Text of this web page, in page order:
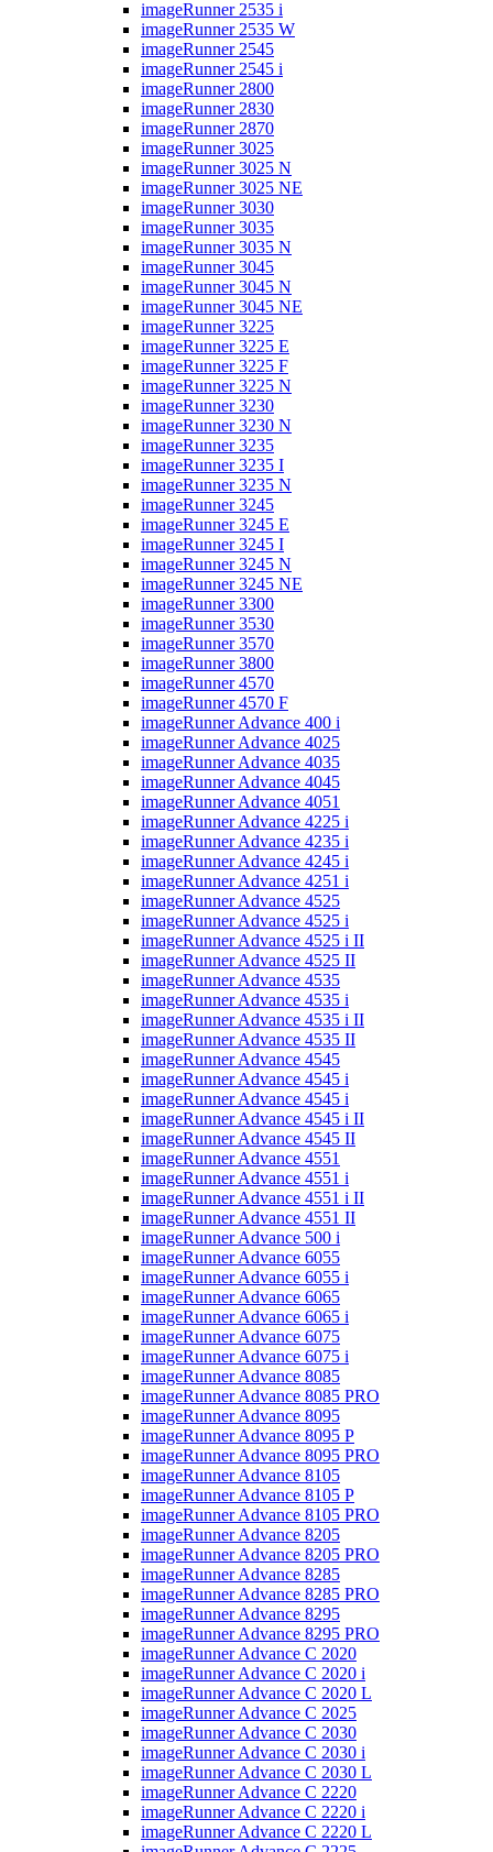
imageRunner 2535 i
imageRunner 2535 W
imageRunner 2545
imageRunner 2545 i
imageRunner 2800
imageRunner 2830
imageRunner 2870
imageRunner 3025
imageRunner 3025 N
imageRunner 3025 NE
imageRunner 3030
imageRunner 3035
imageRunner 3035 N
imageRunner 3045
imageRunner 3045 N
imageRunner 3045 NE
imageRunner 3225
imageRunner 3225 E
imageRunner 3225 F
imageRunner 3225 N
imageRunner 3230
imageRunner 3230 N
imageRunner 3235
imageRunner 3235 I
imageRunner 3235 N
imageRunner 3245
imageRunner 3245 E
imageRunner 3245 I
imageRunner 3245 N
imageRunner 3245 NE
imageRunner 3300
imageRunner 3530
imageRunner 3570
imageRunner 3800
imageRunner 4570
imageRunner 4570 F
imageRunner Advance 400 i
imageRunner Advance 4025
imageRunner Advance 4035
imageRunner Advance 4045
imageRunner Advance 4051
imageRunner Advance 4225 i
imageRunner Advance 4235 i
imageRunner Advance 4245 i
imageRunner Advance 4251 i
imageRunner Advance 4525
imageRunner Advance 4525 i
imageRunner Advance 4525 i II
imageRunner Advance 4525 II
imageRunner Advance 4535
imageRunner Advance 4535 i
imageRunner Advance 4535 i II
imageRunner Advance 4535 II
imageRunner Advance 4545
imageRunner Advance 4545 i
imageRunner Advance 4545 i
imageRunner Advance 4545 i II
imageRunner Advance 4545 II
imageRunner Advance 4551
imageRunner Advance 4551 i
imageRunner Advance 4551 i II
imageRunner Advance 4551 II
imageRunner Advance 500 i
imageRunner Advance 6055
imageRunner Advance 6055 i
imageRunner Advance 6065
imageRunner Advance 6065 i
imageRunner Advance 6075
imageRunner Advance 6075 i
imageRunner Advance 8085
imageRunner Advance 8085 PRO
imageRunner Advance 8095
imageRunner Advance 8095 P
imageRunner Advance 8095 PRO
imageRunner Advance 8105
imageRunner Advance 8105 P
imageRunner Advance 8105 PRO
imageRunner Advance 8205
imageRunner Advance 8205 PRO
imageRunner Advance 8285
imageRunner Advance 8285 PRO
imageRunner Advance 8295
imageRunner Advance 8295 PRO
imageRunner Advance C 2020
imageRunner Advance C 2020 i
imageRunner Advance C 2020 L
imageRunner Advance C 2025
imageRunner Advance C 2030
imageRunner Advance C 2030 i
imageRunner Advance C 2030 L
imageRunner Advance C 2220
imageRunner Advance C 2220 i
imageRunner Advance C 2220 L